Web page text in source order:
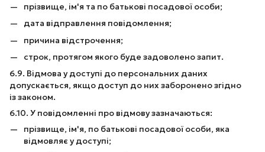
прізвище, ім'я та по батькові посадової особи;
дата відправлення повідомлення;
причина відстрочення;
строк, протягом якого буде задоволено запит.
6.9. Відмова у доступі до персональних даних
допускається, якщо доступ до них заборонено згідно
із законом.
6.10. У повідомленні про відмову зазначаються:
прізвище, ім'я, по батькові посадової особи, яка
відмовляє у доступі;